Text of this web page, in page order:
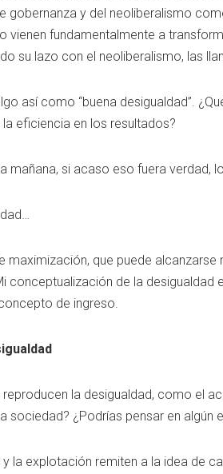
gobernanza y del neoliberalismo
vienen fundamentalmente a
su lazo con el neoliberalismo, las
así como “buena desigualdad”.
eficiencia en los resultados?
mañana, si acaso eso fuera verdad,
maximización, que puede
conceptualización de la
de ingreso.
reproducen la desigualdad, como el
sociedad? ¿Podrías pensar en algún
la explotación remiten a la idea de